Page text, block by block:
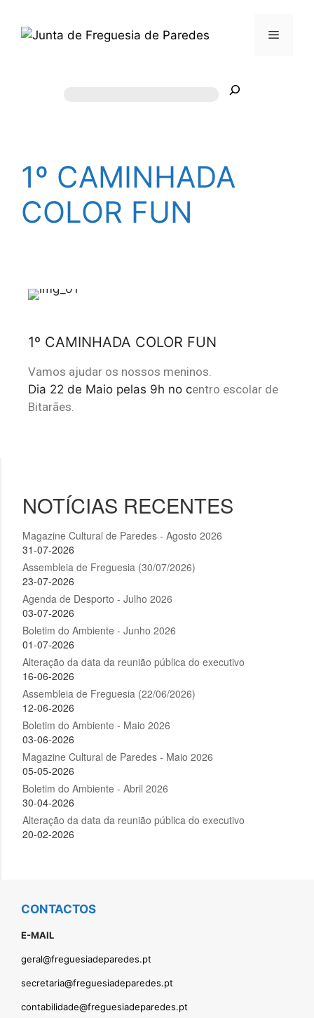
1º CAMINHADA
COLOR FUN
1º CAMINHADA COLOR FUN
Vamos ajudar os nossos meninos.
Dia 22 de Maio pelas 9h no centro escolar de
Bitarães.
CONTACTOS
E-MAIL
geral@freguesiadeparedes.pt
secretaria@freguesiadeparedes.pt
contabilidade@freguesiadeparedes.pt